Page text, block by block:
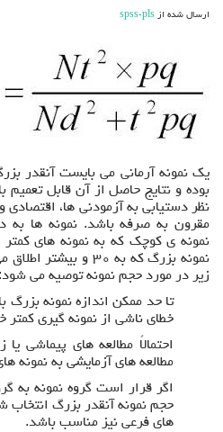
ارسال شده از spss-pls
یک نمونه آرمانی می بایست آنقدر
بوده و نتایج حاصل از آن قابل
نظر دستیابی به آزمودنی ها، اقتصادی
نمونه بزرگ که به ۳۰
زیر در مورد حجم نمونه توصیه می شود:
تا حد ممکن اندازه نمونه بزرگ
خطای ناشی از نمونه گیری کمتر
احتمالاً مطالعه های پیماشی
مطالعه های آزمایشی به نمونه
اگر قرار است گروه نمونه به
حجم نمونه آنقدر بزرگ
های فرعی نیز مناسب باشد.